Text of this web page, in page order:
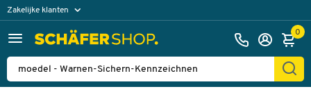
Zakelijke klanten
Particuliere klanten 0